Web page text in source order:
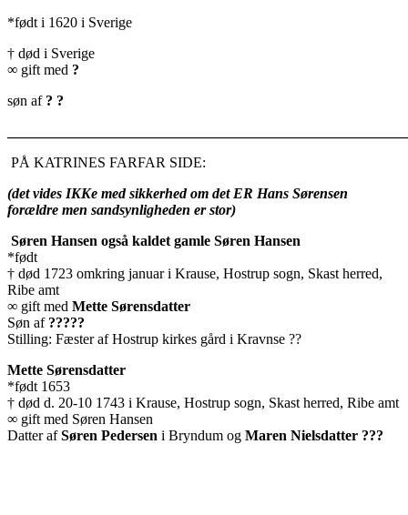
*født i 1620 i Sverige
† død i Sverige
∞ gift med ?
søn af? ?
PÅ KATRINES FARFAR SIDE:
(det vides IKKe med sikkerhed om det ER Hans Sørensen
forældre men sandsynligheden er stor)
Søren Hansen også kaldet gamle Søren Hansen
*født
† død 1723 omkring januar i Krause, Hostrup sogn, Skast herred,
Ribe amt
∞ gift med Mette Sørensdatter
Søn af ?????
Stilling: Fæster af Hostrup kirkes gård i Kravnse ??
Mette Sørensdatter
*født 1653
† død d. 20-10 1743 i Krause, Hostrup sogn, Skast herred, Ribe amt
∞ gift med Søren Hansen
Datter afSøren Pedersen i Bryndum og Maren Nielsdatter ???